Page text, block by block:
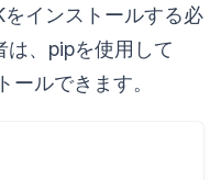
インストールする必
、pipを使用して
ルできます。